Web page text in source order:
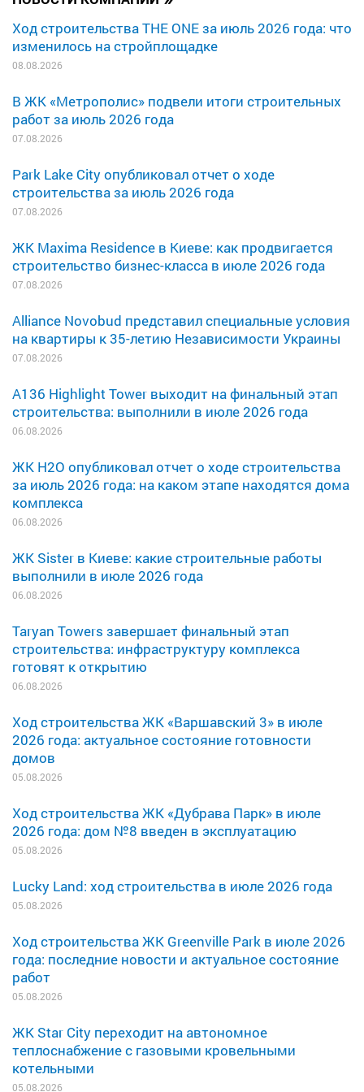
Ход строительства THE ONE за июль 2026 года: что
изменилось на стройплощадке
08.08.2026
В ЖК «Метрополис» подвели итоги строительных
работ за июль 2026 года
07.08.2026
Park Lake City опубликовал отчет о ходе
строительства за июль 2026 года
07.08.2026
ЖК Maxima Residence в Киеве: как продвигается
строительство бизнес-класса в июле 2026 года
07.08.2026
Alliance Novobud представил специальные условия
на квартиры к 35-летию Независимости Украины
07.08.2026
A136 Highlight Tower выходит на финальный этап
строительства: выполнили в июле 2026 года
06.08.2026
ЖК H2O опубликовал отчет о ходе строительства
за июль 2026 года: на каком этапе находятся дома
комплекса
06.08.2026
ЖК Sister в Киеве: какие строительные работы
выполнили в июле 2026 года
06.08.2026
Taryan Towers завершает финальный этап
строительства: инфраструктуру комплекса
готовят к открытию
06.08.2026
Ход строительства ЖК «Варшавский 3» в июле
2026 года: актуальное состояние готовности
домов
05.08.2026
Ход строительства ЖК «Дубрава Парк» в июле
2026 года: дом №8 введен в эксплуатацию
05.08.2026
Lucky Land: ход строительства в июле 2026 года
05.08.2026
Ход строительства ЖК Greenville Park в июле 2026
года: последние новости и актуальное состояние
работ
05.08.2026
ЖК Star City переходит на автономное
теплоснабжение с газовыми кровельными
котельными
05.08.2026